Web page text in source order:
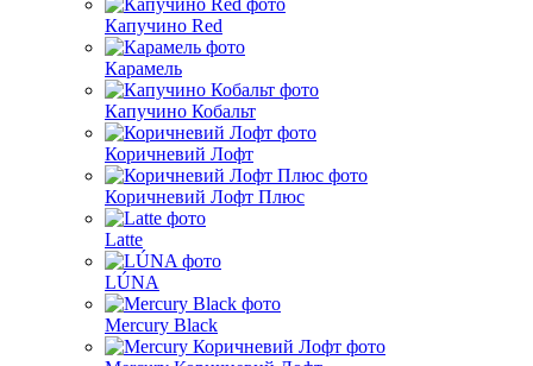
Капучино Red
Карамель
Капучино Кобальт
Коричневий Лофт
Коричневий Лофт Плюс
Latte
LÚNA
Mercury Black